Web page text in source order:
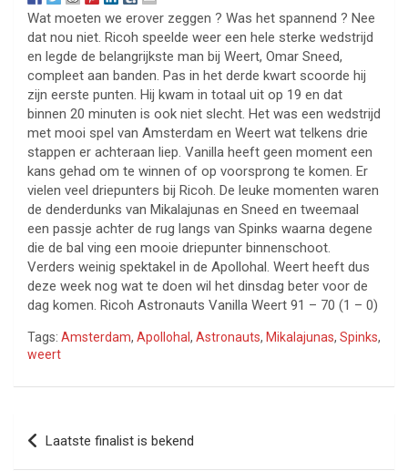
Wat moeten we erover zeggen ? Was het spannend ? Nee
dat nou niet. Ricoh speelde weer een hele sterke wedstrijd
en legde de belangrijkste man bij Weert, Omar Sneed,
compleet aan banden. Pas in het derde kwart scoorde hij
zijn eerste punten. Hij kwam in totaal uit op 19 en dat
binnen 20 minuten is ook niet slecht. Het was een wedstrijd
met mooi spel van Amsterdam en Weert wat telkens drie
stappen er achteraan liep. Vanilla heeft geen moment een
kans gehad om te winnen of op voorsprong te komen. Er
vielen veel driepunters bij Ricoh. De leuke momenten waren
de denderdunks van Mikalajunas en Sneed en tweemaal
een passje achter de rug langs van Spinks waarna degene
die de bal ving een mooie driepunter binnenschoot.
Verders weinig spektakel in de Apollohal. Weert heeft dus
deze week nog wat te doen wil het dinsdag beter voor de
dag komen. Ricoh Astronauts Vanilla Weert 91 – 70 (1 – 0)
Tags: Amsterdam, Apollohal, Astronauts, Mikalajunas, Spinks,
weert
Bericht
navigatie
Laatste finalist is bekend